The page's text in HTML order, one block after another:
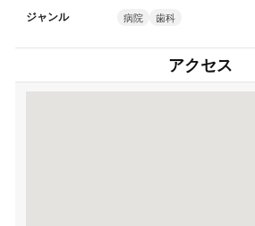
ジャンル 病院 歯科
アクセス